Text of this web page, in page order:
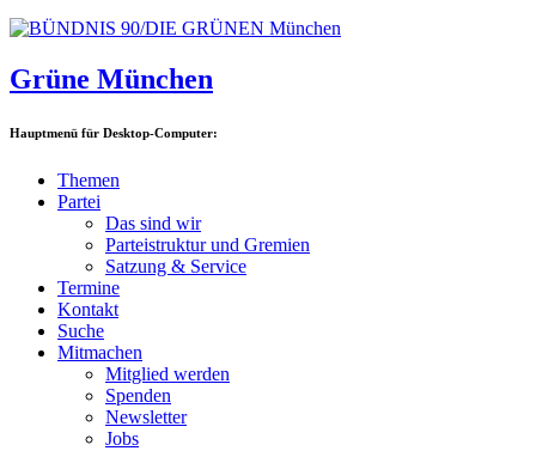
Grüne München
Hauptmenü für Desktop-Computer:
Themen
Partei
Das sind wir
Parteistruktur und Gremien
Satzung & Service
Termine
Kontakt
Suche
Mitmachen
Mitglied werden
Spenden
Newsletter
Jobs